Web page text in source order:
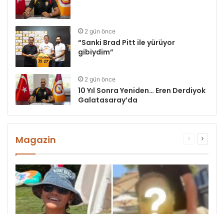
2 gün önce
“Sanki Brad Pitt ile yürüyor
gibiydim”
2 gün önce
10 Yıl Sonra Yeniden… Eren Derdiyok
Galatasaray’da
Magazin
ÖncekiSonraki